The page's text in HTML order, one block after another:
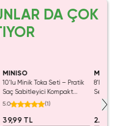
DA ÇOK
MINISO
10'lu Minik Toka Seti – Pratik
Saç Sabitleyici Kompakt
Aksesuar
5.0 (1)
39,99 TL
8'li
Seti –